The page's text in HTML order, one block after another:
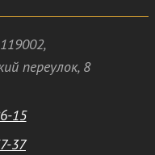
119002,
переулок,8
15
37